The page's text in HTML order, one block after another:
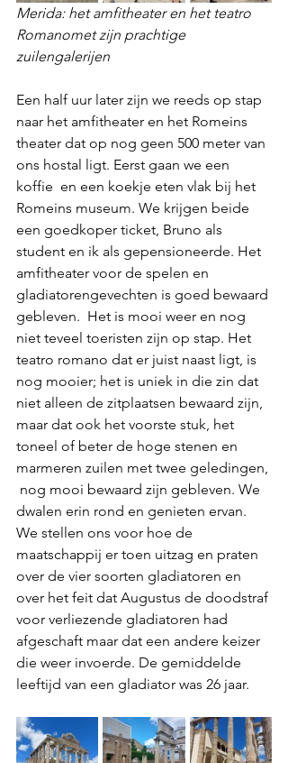
Merida: het amfitheater en het teatro
Romanomet zijn prachtige
zuilengalerijen
Een half uur later zijn we reeds op stap
naar het amfitheater en het Romeins
theater dat op nog geen 500 meter van
ons hostal ligt. Eerst gaan we een
koffie  en een koekje eten vlak bij het
Romeins museum. We krijgen beide
een goedkoper ticket, Bruno als
student en ik als gepensioneerde. Het
amfitheater voor de spelen en
gladiatorengevechten is goed bewaard
gebleven.  Het is mooi weer en nog
niet teveel toeristen zijn op stap. Het
teatro romano dat er juist naast ligt, is
nog mooier; het is uniek in die zin dat
niet alleen de zitplaatsen bewaard zijn,
maar dat ook het voorste stuk, het
toneel of beter de hoge stenen en
marmeren zuilen met twee geledingen,
nog mooi bewaard zijn gebleven. We
dwalen erin rond en genieten ervan.
We stellen ons voor hoe de
maatschappij er toen uitzag en praten
over de vier soorten gladiatoren en
over het feit dat Augustus de doodstraf
voor verliezende gladiatoren had
afgeschaft maar dat een andere keizer
die weer invoerde. De gemiddelde
leeftijd van een gladiator was 26 jaar.